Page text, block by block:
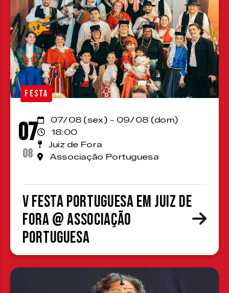
FESTA
07
08
07/08 (sex) - 09/08 (dom)
18:00
Juiz de Fora
Associação Portuguesa
V Festa Portuguesa em Juiz de
Fora @ Associação
Portuguesa